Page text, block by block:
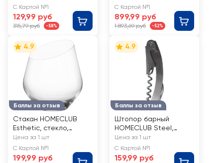
С Картой №1
129,99 руб
315,79 руб -58%
800мл, Арт. GFP-8
С Картой №1
899,99 руб
1 893,69 руб -52%
Баллы за отзыв
4.9
Стакан HOMECLUB
Esthetic, стекло,
400мл, Арт. tccg-2
Цена за 1 шт
С Картой №1
199,99 руб
Баллы за отзыв
4.9
Штопор барный
HOMECLUB Steel,
нержавеющая сталь,
Арт. TO-FW3
Цена за 1 шт
С Картой №1
159,99 руб